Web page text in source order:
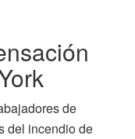
de
del incendio de